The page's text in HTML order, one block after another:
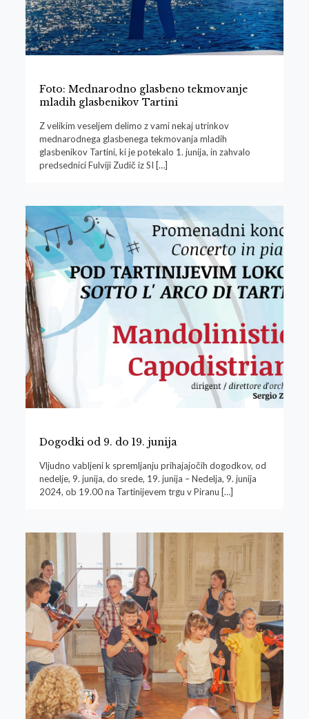
Foto: Mednarodno glasbeno tekmovanje
mladih glasbenikov Tartini
Z velikim veseljem delimo z vami nekaj utrinkov
mednarodnega glasbenega tekmovanja mladih
glasbenikov Tartini, ki je potekalo 1. junija, in zahvalo
predsednici Fulviji Zudič iz SI […]
Dogodki od 9. do 19. junija
Vljudno vabljeni k spremljanju prihajajočih dogodkov, od
nedelje, 9. junija, do srede, 19. junija – Nedelja, 9. junija
2024, ob 19.00 na Tartinijevem trgu v Piranu […]